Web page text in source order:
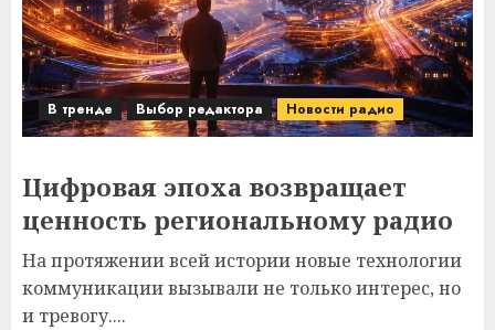
В тренде Выбор редактора Новости радио
Цифровая эпоха возвращает
ценность региональному радио
На протяжении всей истории новые технологии
коммуникации вызывали не только интерес, но
и тревогу....